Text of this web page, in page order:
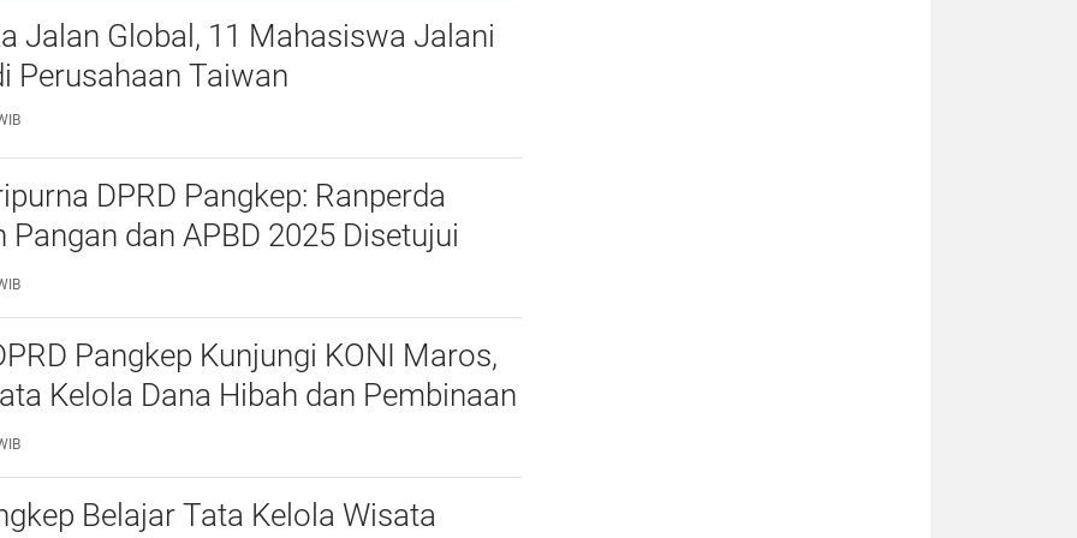
Jalan Global, 11 Mahasiswa Jalani
Perusahaan Taiwan
DPRD Pangkep: Ranperda
Pangan dan APBD 2025 Disetujui
Catatan
Pangkep Kunjungi KONI Maros,
Kelola Dana Hibah dan Pembinaan
Belajar Tata Kelola Wisata